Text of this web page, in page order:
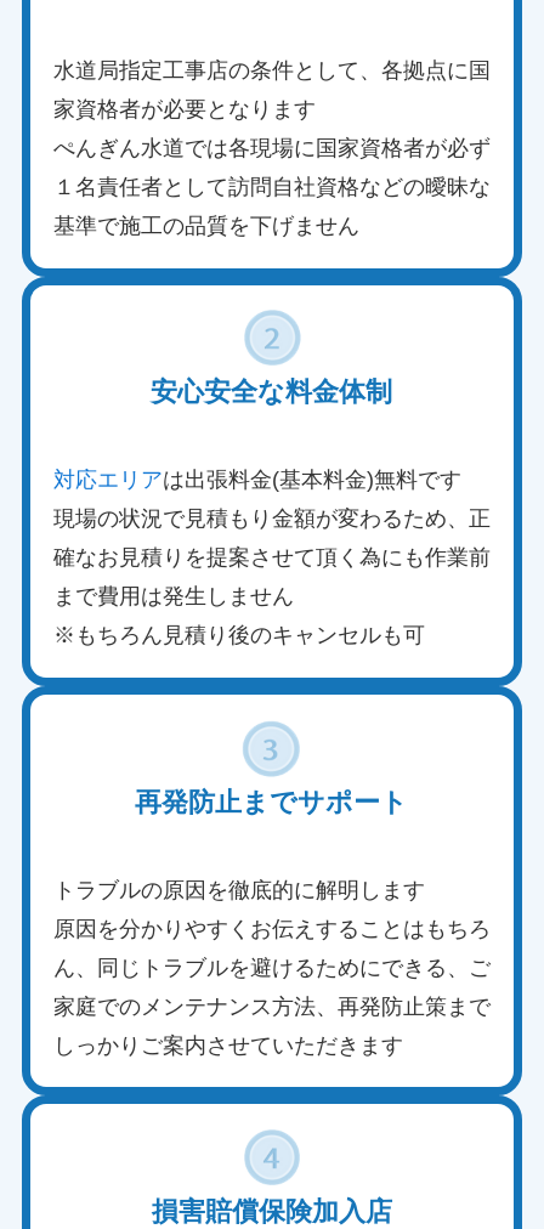
水道局指定工事店の条件として、各拠点に国
家資格者が必要となります
ぺんぎん水道では各現場に国家資格者が必ず
１名責任者として訪問自社資格などの曖昧な
基準で施工の品質を下げません
安心安全な料金体制
対応エリアは出張料金(基本料金)無料です
現場の状況で見積もり金額が変わるため、正
確なお見積りを提案させて頂く為にも作業前
まで費用は発生しません
※もちろん見積り後のキャンセルも可
再発防止までサポート
トラブルの原因を徹底的に解明します
原因を分かりやすくお伝えすることはもちろ
ん、同じトラブルを避けるためにできる、ご
家庭でのメンテナンス方法、再発防止策まで
しっかりご案内させていただきます
損害賠償保険加入店